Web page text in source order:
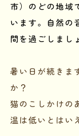
市）のどの地域
います。自然の
間を過ごしまし
暑い日が続きま
か？
猫のこしかけの
温は低いとはい